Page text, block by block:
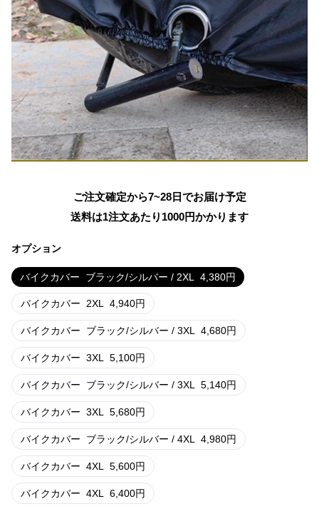
ご注文確定から7~28日でお届け予定
送料は1注文あたり 1000円かかります
オプション
バイクカバー ブラック/シルバー / 2XL 4,380円
バイクカバー 2XL 4,940円
バイクカバー ブラック/シルバー / 3XL 4,680円
バイクカバー 3XL 5,100円
バイクカバー ブラック/シルバー / 3XL 5,140円
バイクカバー 3XL 5,680円
バイクカバー ブラック/シルバー / 4XL 4,980円
バイクカバー 4XL 5,600円
バイクカバー 4XL 6,400円